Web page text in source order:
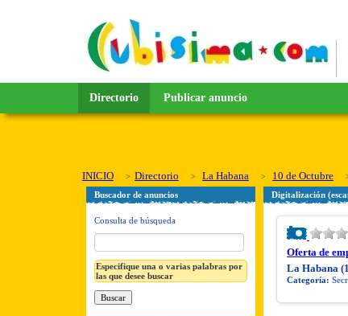
Directorio Publicar anuncio
INICIO Directorio La Habana 10 de Octubre
Buscador de anuncios
Consulta de búsqueda
Especifique una o varias palabras por
las que desee buscar
Digitalización
Oferta de
La Habana
Categoría: